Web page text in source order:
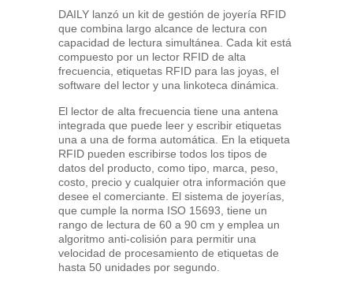
DAILY lanzó un kit de gestión de joyería RFID
que combina largo alcance de lectura con
capacidad de lectura simultánea. Cada kit está
compuesto por un lector RFID de alta
frecuencia, etiquetas RFID para las joyas, el
software del lector y una linkoteca dinámica.
El lector de alta frecuencia tiene una antena
integrada que puede leer y escribir etiquetas
una a una de forma automática. En la etiqueta
RFID pueden escribirse todos los tipos de
datos del producto, como tipo, marca, peso,
costo, precio y cualquier otra información que
desee el comerciante. El sistema de joyerías,
que cumple la norma ISO 15693, tiene un
rango de lectura de 60 a 90 cm y emplea un
algoritmo anti-colisión para permitir una
velocidad de procesamiento de etiquetas de
hasta 50 unidades por segundo.